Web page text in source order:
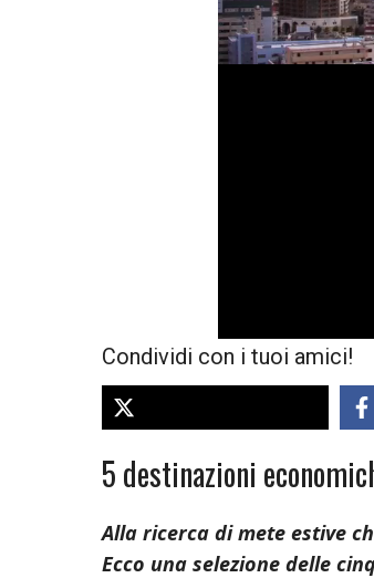
Condividi con i tuoi amici!
5 destinazioni
Alla ricerca di mete estive
Ecco una selezione delle